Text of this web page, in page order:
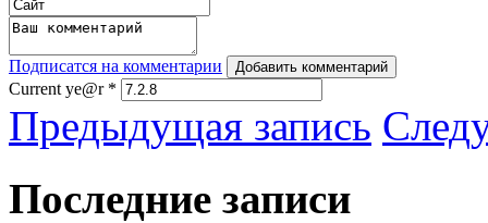
Подписатся на комментарии Добавить комментарий
Current ye@r *
Предыдущая запись
Последние записи